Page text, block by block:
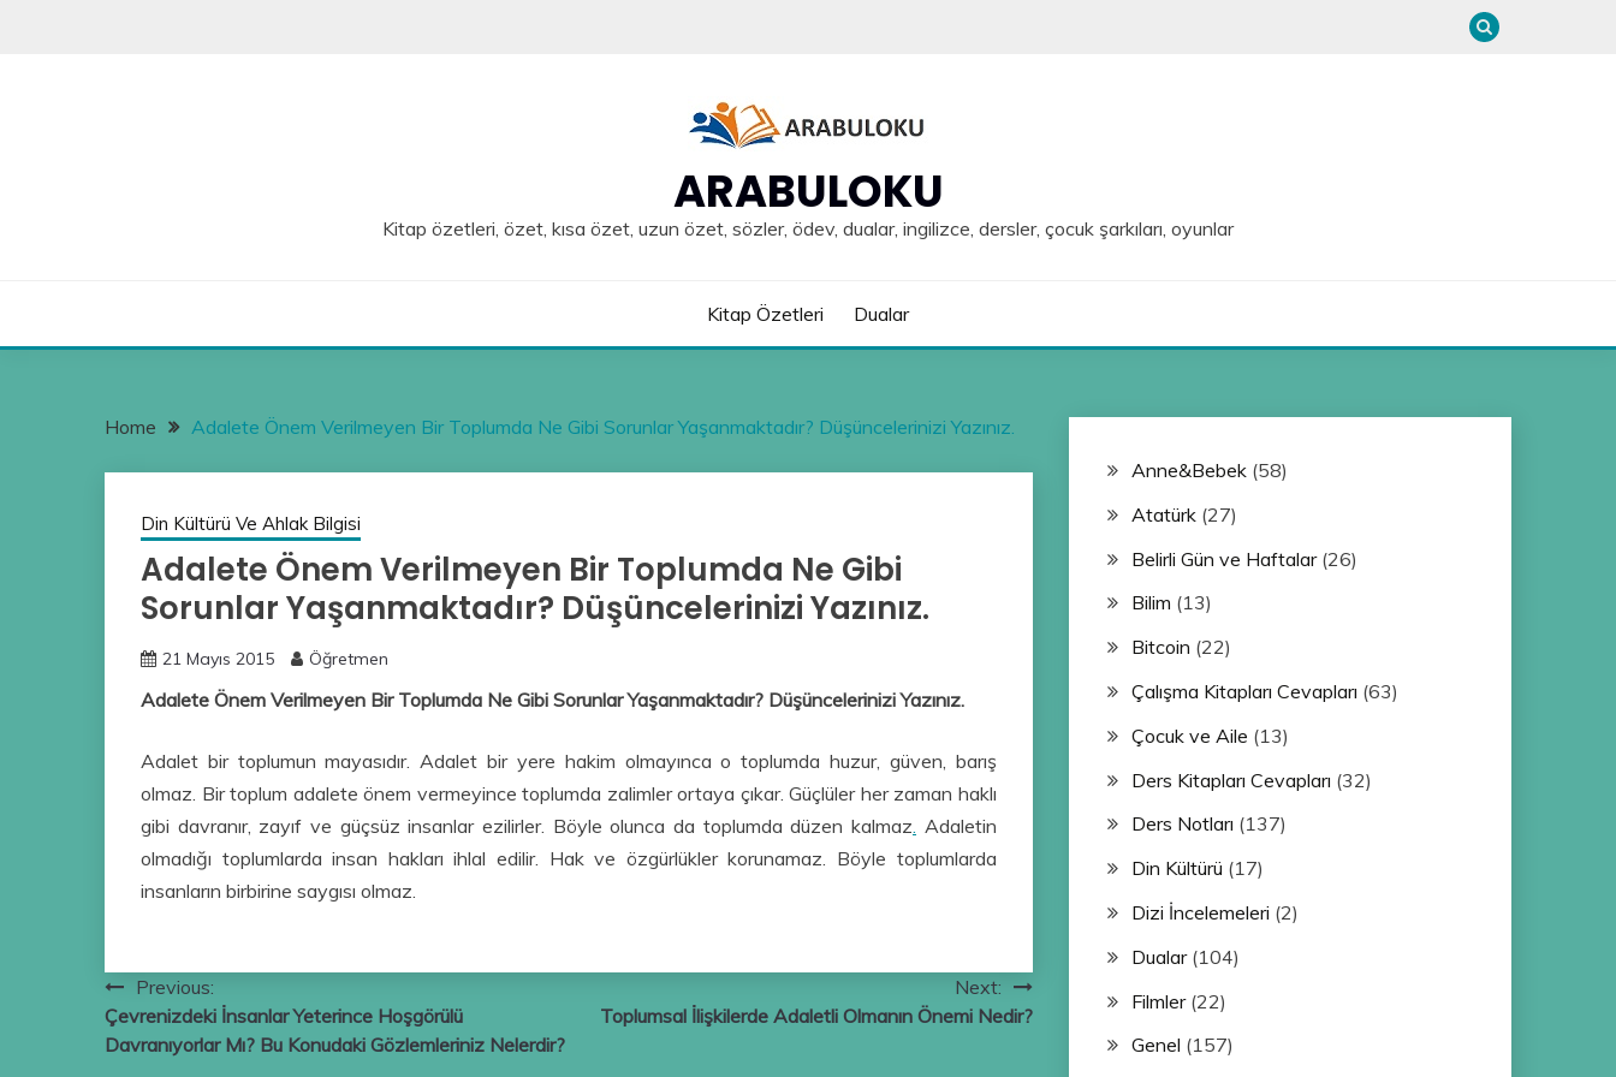
ARABULOKU
Kitap özetleri, özet, kısa özet, uzun özet, sözler, ödev, dualar, ingilizce, dersler, çocuk şarkıları, oyunlar
Kitap Özetleri Dualar
Home Adalete Önem Verilmeyen Bir Toplumda Ne Gibi Sorunlar Yaşanmaktadır? Düşüncelerinizi Yazınız.
Din Kültürü Ve Ahlak Bilgisi
Adalete Önem Verilmeyen Bir Toplumda Ne Gibi
Sorunlar Yaşanmaktadır? Düşüncelerinizi Yazınız.
21 Mayıs 2015 Öğretmen
Adalete Önem Verilmeyen Bir Toplumda Ne Gibi Sorunlar Yaşanmaktadır? Düşüncelerinizi Yazınız.
Adalet bir toplumun mayasıdır. Adalet bir yere hakim olmayınca o toplumda huzur, güven, barış
olmaz. Bir toplum adalete önem vermeyince toplumda zalimler ortaya çıkar. Güçlüler her zaman haklı
gibi davranır, zayıf ve güçsüz insanlar ezilirler. Böyle olunca da toplumda düzen kalmaz. Adaletin
olmadığı toplumlarda insan hakları ihlal edilir. Hak ve özgürlükler korunamaz. Böyle toplumlarda
insanların birbirine saygısı olmaz.
Yazı
gezinmesi
Previous:
Çevrenizdeki İnsanlar Yeterince Hoşgörülü
Davranıyorlar Mı? Bu Konudaki Gözlemleriniz Nelerdir?
Next:
Toplumsal İlişkilerde Adaletli Olmanın Önemi Nedir?
Anne&Bebek(58)
Atatürk(27)
Belirli Gün ve Haftalar(26)
Bilim (13)
Bitcoin (22)
Çalışma Kitapları Cevapları (63)
Çocuk ve Aile (13)
Ders Kitapları Cevapları (32)
Ders Notları (137)
Din Kültürü (17)
Dizi İncelemeleri (2)
Dualar(104)
Filmler(22)
Genel (157)